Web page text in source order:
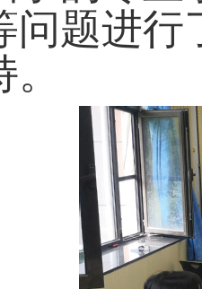
问题进行